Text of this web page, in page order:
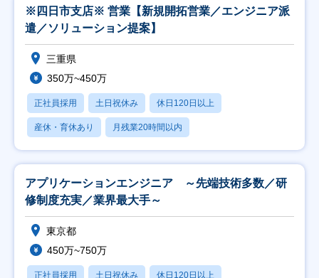
※四日市支店※ 営業【新規開拓営業／エンジニア派
遣／ソリューション提案】
三重県
350万~450万
正社員採用 土日祝休み 休日120日以上
産休・育休あり 月残業20時間以内
アプリケーションエンジニア ～先端技術多数／研
修制度充実／業界最大手～
東京都
450万~750万
正社員採用 土日祝休み 休日120日以上